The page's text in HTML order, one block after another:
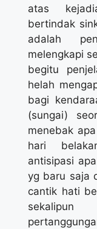
atas
bertindak
adalah
melengkapi
begitu
helah
bagi
(sungai)
menebak
hari
antisipasi
yg baru saja
cantik hati